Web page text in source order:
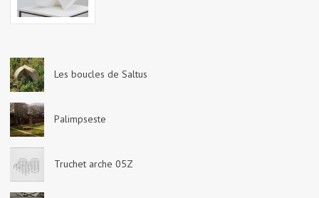
Les boucles de Saltus
Palimpseste
Truchet arche 05Z